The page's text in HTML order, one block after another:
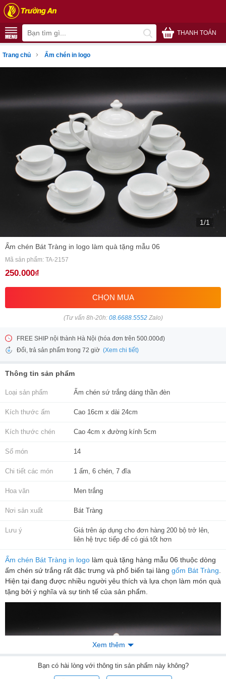
THANH TOÁN
Trang chủ › Ấm chén in logo
1/1
Ấm chén Bát Tràng in logo làm quà tặng mẫu 06
Mã sản phẩm: TA-2157
250.000₫
CHỌN MUA
(Tư vấn 8h-20h: 08.6688.5552Zalo)
FREE SHIP nội thành Hà Nội (hóa đơn trên 500.000đ)
Đổi, trả sản phẩm trong 72 giờ (Xem chi tiết)
Thông tin sản phẩm
Loại sản phẩm Ấm chén sứ trắng dáng thần đèn
Kích thước ấm Cao 16cm x dài 24cm
Kích thước chén Cao 4cm x đường kính 5cm
Số món 14
Chi tiết các món 1 ấm, 6 chén, 7 đĩa
Hoa văn Men trắng
Nơi sản xuất Bát Tràng
Lưu ý
Giá trên áp dụng cho đơn hàng 200 bộ trở lên,
liên hệ trực tiếp để có giá tốt hơn
Ấm chén Bát Tràng in logo làm quà tặng hàng mẫu 06 thuộc dòng
ấm chén sứ trắng rất đặc trưng và phổ biến tại làng gốm Bát Tràng
Hiện tại đang được nhiều người yêu thích và lựa chọn làm món quà
tặng bởi ý nghĩa và sự tinh tế của sản phẩm.
Xem thêm
Bạncó hài lòng với thông tin sản phẩm này không?